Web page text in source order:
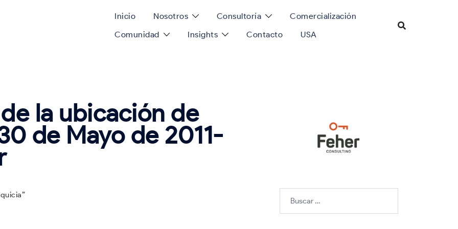
Inicio Nosotros Consultoría
Comercialización
Comunidad
Insights Contacto USA
la ubicación de
de Mayo de 2011-